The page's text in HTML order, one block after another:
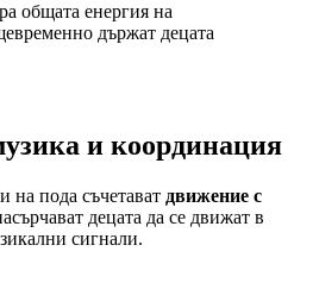
общата енергия на
държат децата
и координация
на пода съчетават движение с
децата да се движат в
сигнали.